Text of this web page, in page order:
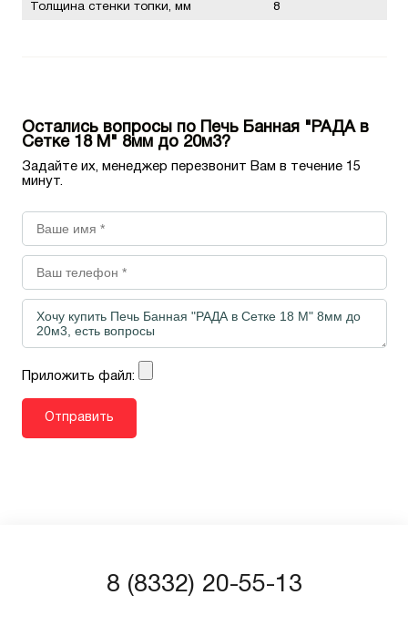
Толщина стенки топки, мм 8
Остались вопросы по Печь Банная "РАДА в
Сетке 18 М" 8мм до 20м3?
Задайте их, менеджер перезвонит Вам в течение 15
минут.
Приложить файл:
8 (8332) 20-55-13